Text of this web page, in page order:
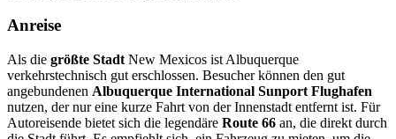
Anreise
Als die größte Stadt New Mexicos ist Albuquerque
verkehrstechnisch gut erschlossen. Besucher können den gut
angebundenen Albuquerque International Sunport Flughafen
nutzen, der nur eine kurze Fahrt von der Innenstadt entfernt ist. Für
Autoreisende bietet sich die legendäre Route 66 an, die direkt durch